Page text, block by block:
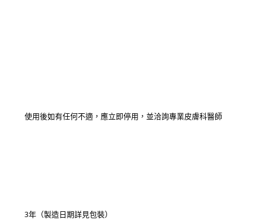
使用後如有任何不適，應立即停用，並洽詢專業皮膚科醫師
3年（製造日期詳見包裝）